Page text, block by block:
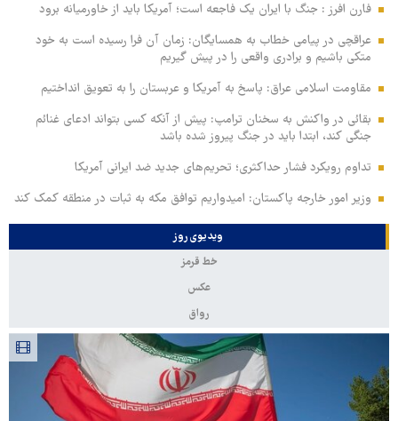
فارن افرز : جنگ با ایران یک فاجعه است؛ آمریکا باید از خاورمیانه برود
عراقچی در پیامی خطاب به همسایگان: زمان آن فرا رسیده است به خود
متکی باشیم و برادری واقعی را در پیش گیریم
مقاومت اسلامی عراق: پاسخ به آمریکا و عربستان را به تعویق انداختیم
بقائی در واکنش به سخنان ترامپ: پیش از آنکه کسی بتواند ادعای غنائم
جنگی کند، ابتدا باید در جنگ پیروز شده باشد
تداوم رویکرد فشار حداکثری؛ تحریم‌های جدید ضد ایرانی آمریکا
وزیر امور خارجه پاکستان: امیدواریم توافق مکه به ثبات در منطقه کمک کند
ویدیوی روز
خط قرمز
عکس
رواق